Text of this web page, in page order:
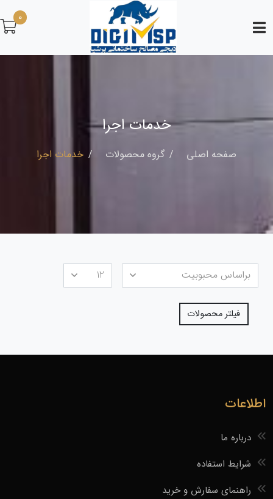
0
خدمات اجرا
صفحه اصلی گروه محصولات خدمات اجرا
فیلتر محصولات
اطلاعات
درباره ما
شرایط استفاده
راهنمای سفارش و خرید